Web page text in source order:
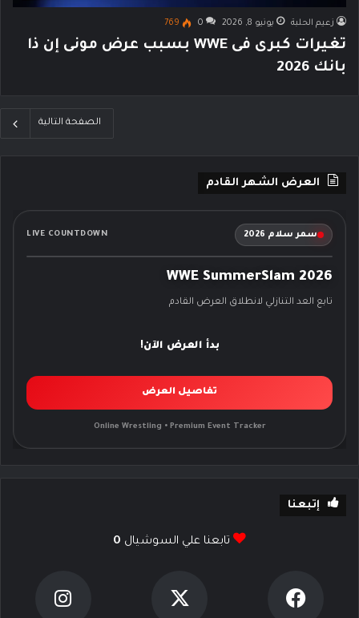
زعيم الحلبة يونيو 8, 2026 0
769
تغيرات كبرى فى WWE بسبب عرض مونى إن ذا
بانك 2026
الصفحة التالية
العرض الشهر القادم
سمر سلام 2026 LIVE COUNTDOWN
WWE SummerSlam 2026
تابع العد التنازلي لانطلاق العرض القادم
بدأ العرض الآن!
تفاصيل العرض
Online Wrestling • Premium Event Tracker
إتبعنا
تابعنا علي السوشيال 0